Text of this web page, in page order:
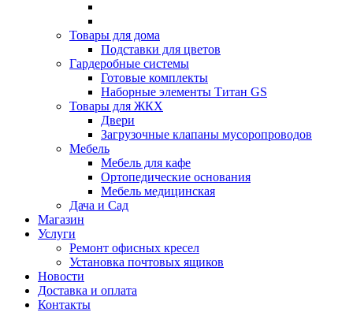
Товары для дома
Подставки для цветов
Гардеробные системы
Готовые комплекты
Наборные элементы Титан GS
Товары для ЖКХ
Двери
Загрузочные клапаны мусоропроводов
Мебель
Мебель для кафе
Ортопедические основания
Мебель медицинская
Дача и Сад
Магазин
Услуги
Ремонт офисных кресел
Установка почтовых ящиков
Новости
Доставка и оплата
Контакты